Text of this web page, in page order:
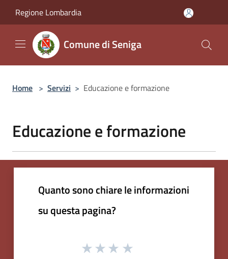
Regione Lombardia
Comune di Seniga
Home > Servizi > Educazione e formazione
Educazione e formazione
Quanto sono chiare le informazioni
su questa pagina?